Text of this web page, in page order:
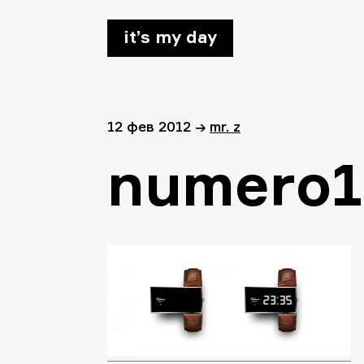
it’s my day
12 фев 2012 → mr. z